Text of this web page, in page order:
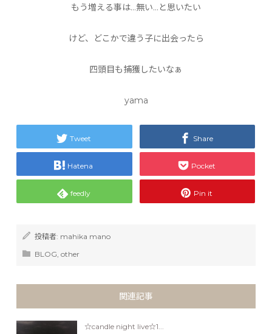
もう増える事は…無い…と思いたい
けど、どこかで違う子に出会ったら
四頭目も捕獲したいなぁ
yama
Tweet Share
Hatena Pocket
feedly Pin it
投稿者: mahika mano
BLOG ,other
関連記事
☆candle night live☆1...